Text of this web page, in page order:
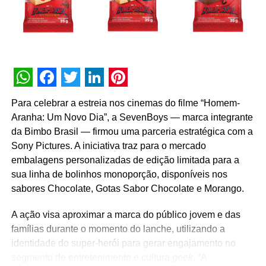
sido um processo e uma parceria incríveis, da qual gostei
profundamente”, explica Johanna Ortiz.
Gifts of the Forest
De frutas silvestres passando pelo adocicado sabor de
nozes aoespressopicante com notas amadeiradas, os
especialistas Nespresso desenvolveram mais 3
variedades de aromas com perfis diferentes para a
Edição Limitada Festive –Gifts of the Forest,.Descubra
qual o seu preferido
Desenvolvido com a técnica de sombreamento total
realizada na Colômbia, Peru, Guatemala e Índia, o
WhatsApp
Facebook
Twitter
LinkedIn
Pinterest
Para celebrar a estreia nos cinemas do filme “Homem-
Aranha: Um Novo Dia”, a SevenBoys — marca integrante
da Bimbo Brasil — firmou uma parceria estratégica com a
Sony Pictures. A iniciativa traz para o mercado
embalagens personalizadas de edição limitada para a
sua linha de bolinhos monoporção, disponíveis nos
sabores Chocolate, Gotas Sabor Chocolate e Morango.
A ação visa aproximar a marca do público jovem e das
famílias durante o momento do lanche, utilizando a
identidade do super-herói para gerar engajamento no